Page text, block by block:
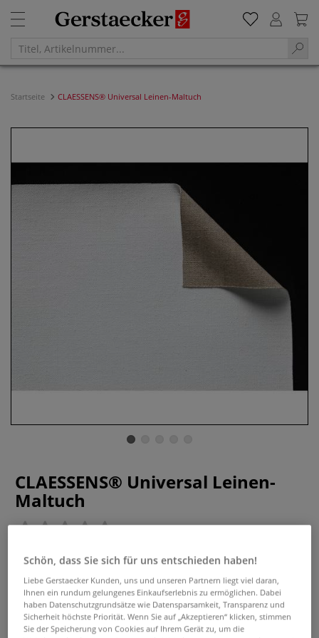
Startseite CLAESSENS® Universal Leinen-Maltuch
CLAESSENS® Universal Leinen-
Maltuch
0 Bewertungen
Das CLAESSENS® Universal Leinen-Maltuch ist
Leinengewebe, Format: 10 m x 2,1 m. Erhältlich in
verschiedenen Ausführungen.
Mehr
Schön, dass Sie sich für uns entschieden haben!
Liebe Gerstaecker Kunden, uns und unseren Partnern liegt viel daran,
Ihnen ein rundum gelungenes Einkaufserlebnis zu ermöglichen. Dabei
haben Datenschutzgrundsätze wie Datensparsamkeit, Transparenz und
Sicherheit höchste Priorität. Wenn Sie auf „Akzeptieren“ klicken, stimmen
Sie der Speicherung von Cookies auf Ihrem Gerät zu, um die